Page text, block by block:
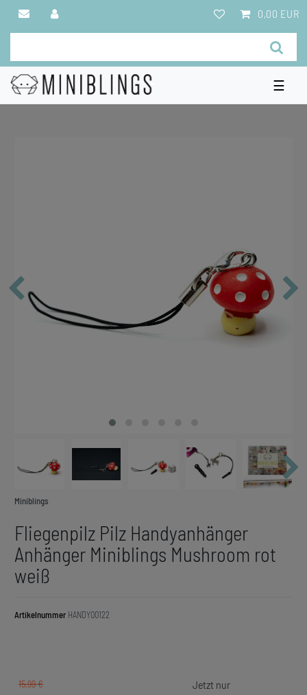
0,00 EUR
☰
Miniblings
Fliegenpilz Pilz Handyanhänger
Anhänger Miniblings Mushroom rot
weiß
Artikelnummer HANDY00122
15,99 €